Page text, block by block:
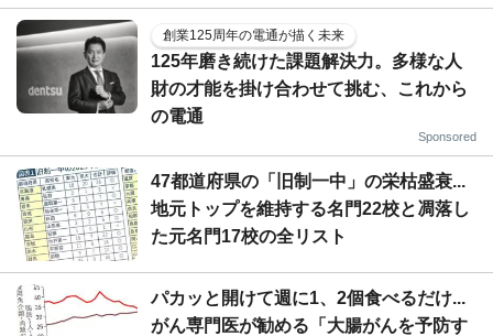
創業125周年の電通が描く未来
125年磨き続けた課題解決力。多様な人
財の才能を掛け合わせて挑む、これから
の電通
Sponsored
47都道府県の「旧制一中」の栄枯盛衰...
地元トップを維持する名門22校と凋落し
た元名門17校の全リスト
パカッと開けて週に1、2個食べるだけ...
がん専門医が勧める「大腸がんを予防す